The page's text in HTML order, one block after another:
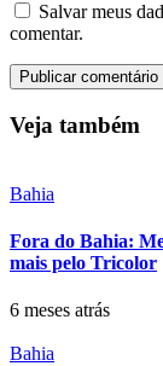
Salvar meus
comentar.
Veja também
Bahia
Fora do Bahia:
mais pelo Tricolor
6 meses atrás
Bahia